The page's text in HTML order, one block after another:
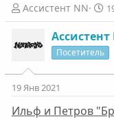
А
в
о
т
е
ы
Ассистент NN
Д
а
т
а
н
а
л
Ассистент
Посетитель
19 Янв 2021
Ильф и Петров